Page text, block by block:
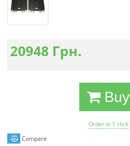
20948 Грн.
Buy
Order in 1 click
Compare